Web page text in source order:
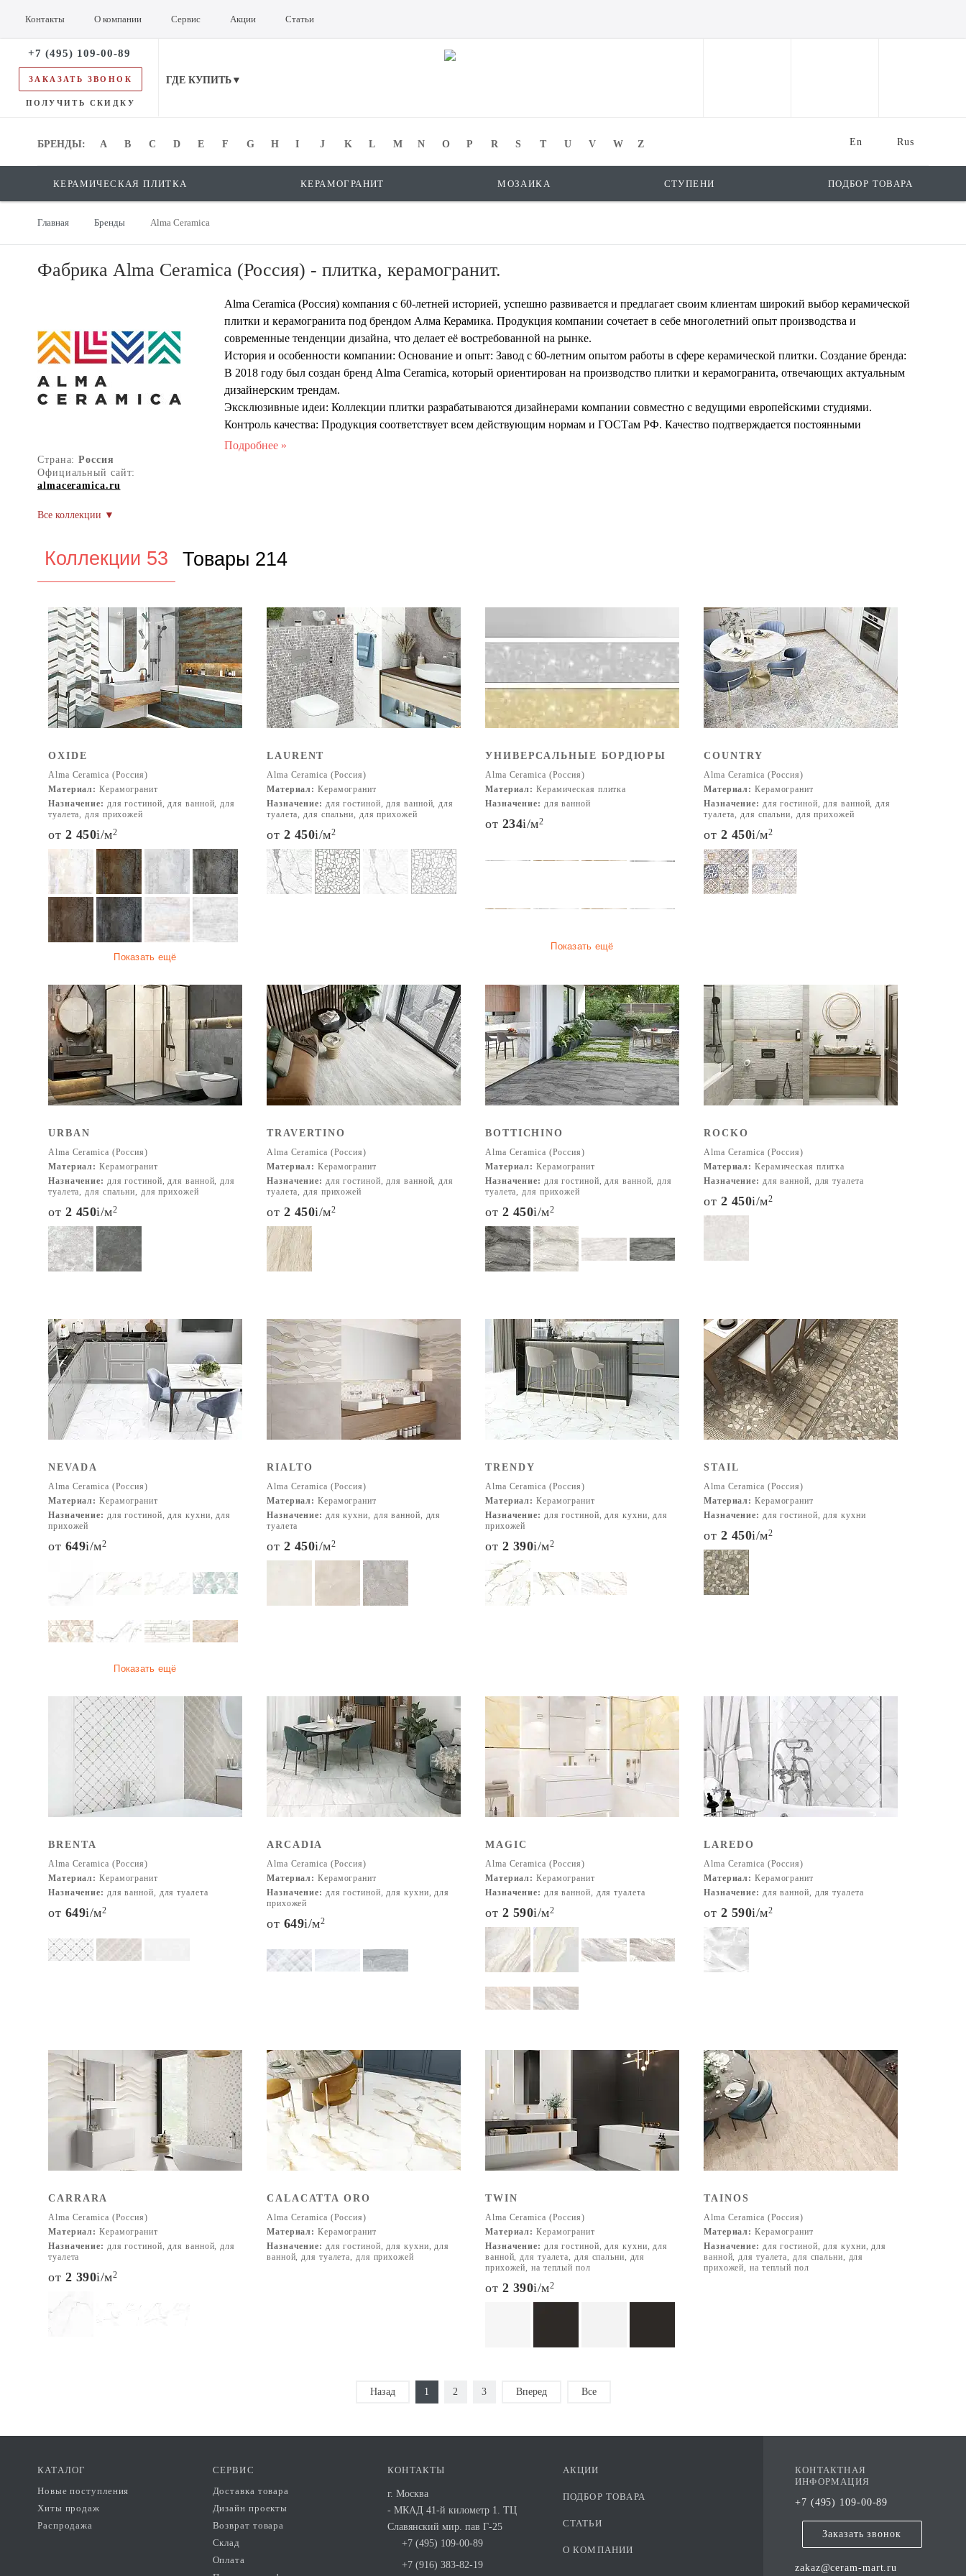
Контакты О компании Сервис Акции Статьи
+7 (495) 109-00-89
ЗАКАЗАТЬ ЗВОНОК
ПОЛУЧИТЬ СКИДКУ
ГДЕ КУПИТЬ▼
Rus
En
БРЕНДЫ: A B C D E F G H I J K L M N O P R S T U V W Z
БРЕНДЫ:
КЕРАМИЧЕСКАЯ ПЛИТКА КЕРАМОГРАНИТ МОЗАИКА СТУПЕНИ ПОДБОР ТОВАРА
Главная Бренды Alma Ceramica
Фабрика Alma Ceramica (Россия) - плитка, керамогранит.
Страна:Россия
Официальный сайт:
almaceramica.ru
Alma Ceramica (Россия) компания с 60-летней историей, успешно развивается и предлагает своим клиентам широкий выбор керамической
плитки и керамогранита под брендом Алма Керамика. Продукция компании сочетает в себе многолетний опыт производства и
современные тенденции дизайна, что делает её востребованной на рынке.
История и особенности компании: Основание и опыт: Завод с 60-летним опытом работы в сфере керамической плитки. Создание бренда:
В 2018 году был создан бренд Alma Ceramica, который ориентирован на производство плитки и керамогранита, отвечающих актуальным
дизайнерским трендам.
Эксклюзивные идеи: Коллекции плитки разрабатываются дизайнерами компании совместно с ведущими европейскими студиями.
Контроль качества: Продукция соответствует всем действующим нормам и ГОСТам РФ. Качество подтверждается постоянными
лабораторными исследованиями. Современное оборудование: Производственные линии оснащены техникой от ведущих европейских
слоновая кость. Яркие и акцентные цвета: голубой, розовый, зелёный, терракотовый. Имитация природных материалов: текстуры
бюджетов, позволяя клиентам выбрать оптимальное решение. Эстетика и индивидуальность: Продукция компании помогает создавать
уникальный дизайн интерьеров. Продукция Alma Ceramica уже завоевала популярность в России и странах СНГ, и компания стремится
расширить свою географию, сохраняя высокие стандарты качества и оригинальность дизайна.
Коллекции 53 Товары 214
OXIDE
Alma Ceramica (Россия)
Материал: Керамогранит
Назначение: для гостиной, для ванной, для
туалета, для прихожей
от 2 450i/м2
Показать ещё
LAURENT
Alma Ceramica (Россия)
Материал: Керамогранит
Назначение: для гостиной, для ванной, для
туалета, для спальни, для прихожей
от 2 450i/м2
УНИВЕРСАЛЬНЫЕ БОРДЮРЫ
Alma Ceramica (Россия)
Материал: Керамическая плитка
Назначение: для ванной
от 234i/м2
Показать ещё
COUNTRY
Alma Ceramica (Россия)
Материал: Керамогранит
Назначение: для гостиной, для ванной, для
туалета, для спальни, для прихожей
от 2 450i/м2
URBAN
Alma Ceramica (Россия)
Материал: Керамогранит
Назначение: для гостиной, для ванной, для
туалета, для спальни, для прихожей
от 2 450i/м2
TRAVERTINO
Alma Ceramica (Россия)
Материал: Керамогранит
Назначение: для гостиной, для ванной, для
туалета, для прихожей
от 2 450i/м2
BOTTICHINO
Alma Ceramica (Россия)
Материал: Керамогранит
Назначение: для гостиной, для ванной, для
туалета, для прихожей
от 2 450i/м2
ROCKO
Alma Ceramica (Россия)
Материал: Керамическая плитка
Назначение: для ванной, для туалета
от 2 450i/м2
NEVADA
Alma Ceramica (Россия)
Материал: Керамогранит
Назначение: для гостиной, для кухни, для
прихожей
от 649i/м2
Показать ещё
RIALTO
Alma Ceramica (Россия)
Материал: Керамогранит
Назначение: для кухни, для ванной, для
туалета
от 2 450i/м2
TRENDY
Alma Ceramica (Россия)
Материал: Керамогранит
Назначение: для гостиной, для кухни, для
прихожей
от 2 390i/м2
STAIL
Alma Ceramica (Россия)
Материал: Керамогранит
Назначение: для гостиной, для кухни
от 2 450i/м2
BRENTA
Alma Ceramica (Россия)
Материал: Керамогранит
Назначение: для ванной, для туалета
от 649i/м2
ARCADIA
Alma Ceramica (Россия)
Материал: Керамогранит
Назначение: для гостиной, для кухни, для
прихожей
от 649i/м2
MAGIC
Alma Ceramica (Россия)
Материал: Керамогранит
Назначение: для ванной, для туалета
от 2 590i/м2
LAREDO
Alma Ceramica (Россия)
Материал: Керамогранит
Назначение: для ванной, для туалета
от 2 590i/м2
CARRARA
Alma Ceramica (Россия)
Материал: Керамогранит
Назначение: для гостиной, для ванной, для
туалета
от 2 390i/м2
CALACATTA ORO
Alma Ceramica (Россия)
Материал: Керамогранит
Назначение: для гостиной, для кухни, для
ванной, для туалета, для прихожей
TWIN
Alma Ceramica (Россия)
Материал: Керамогранит
Назначение: для гостиной, для кухни, для
ванной, для туалета, для спальни, для
прихожей, на теплый пол
от 2 390i/м2
TAINOS
Alma Ceramica (Россия)
Материал: Керамогранит
Назначение: для гостиной, для кухни, для
ванной, для туалета, для спальни, для
прихожей, на теплый пол
Назад 1 2 3 Вперед Все
КОНТАКТНАЯ
ИНФОРМАЦИЯ
+7 (495) 109-00-89
Заказать звонок
zakaz@ceram-mart.ru
КАТАЛОГ
Новые поступления
Хиты продаж
Распродажа
СЕРВИС
Доставка товара
Дизайн проекты
Возврат товара
Склад
Оплата
КОНТАКТЫ
г. Москва
- МКАД 41-й километр 1. ТЦ
Славянский мир. пав Г-25
+7 (495) 109-00-89
+7 (916) 383-82-19
АКЦИИ
ПОДБОР ТОВАРА
СТАТЬИ
О КОМПАНИИ